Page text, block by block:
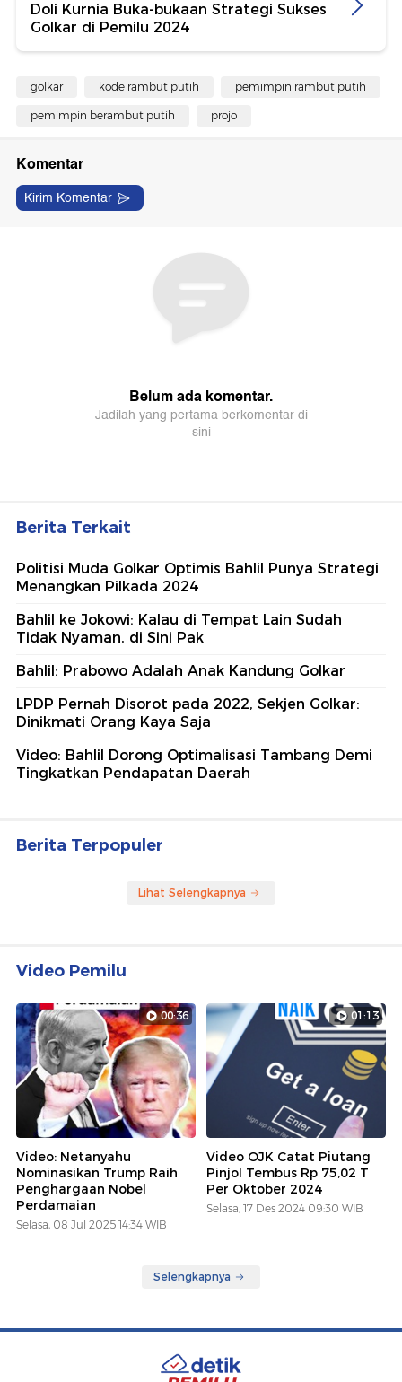
Doli Kurnia Buka-bukaan Strategi Sukses
Golkar di Pemilu 2024
golkar kode rambut putih pemimpin rambut putih
pemimpin berambut putih projo
Berita Terkait
Politisi Muda Golkar Optimis Bahlil Punya Strategi
Menangkan Pilkada 2024
Bahlil ke Jokowi: Kalau di Tempat Lain Sudah
Tidak Nyaman, di Sini Pak
Bahlil: Prabowo Adalah Anak Kandung Golkar
LPDP Pernah Disorot pada 2022, Sekjen Golkar:
Dinikmati Orang Kaya Saja
Video: Bahlil Dorong Optimalisasi Tambang Demi
Tingkatkan Pendapatan Daerah
Berita Terpopuler
Lihat Selengkapnya
Video Pemilu
00:36
Video: Netanyahu
Nominasikan Trump Raih
Penghargaan Nobel
Perdamaian
Selasa, 08 Jul 2025 14:34 WIB
01:13
Video OJK Catat Piutang
Pinjol Tembus Rp 75,02 T
Per Oktober 2024
Selasa, 17 Des 2024 09:30 WIB
Selengkapnya